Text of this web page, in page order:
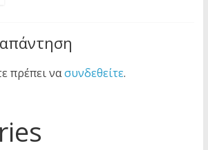
πρέπει νασυνδεθείτε.